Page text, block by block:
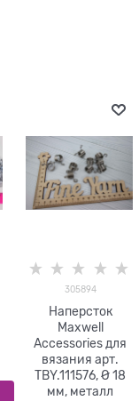
305894
Наперсток
Maxwell
Accessories для
вязания арт.
TBY.111576, Ø 18
мм, металл